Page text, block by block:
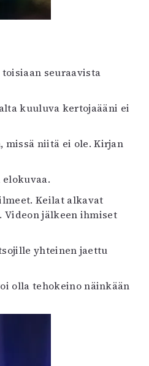
seuraavista
kuuluva kertojaääni ei
niitä ei ole. Kirjan
elokuvaa.
Keilat alkavat
jälkeen ihmiset
yhteinen jaettu
olla tehokeino näinkään